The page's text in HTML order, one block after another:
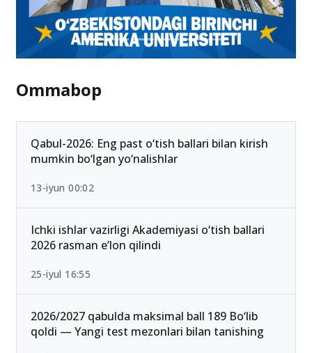
Ommabop
Qabul-2026: Eng past o‘tish ballari bilan kirish
mumkin bo‘lgan yo‘nalishlar
13-iyun 00:02
Ichki ishlar vazirligi Akademiyasi o‘tish ballari
2026 rasman e’lon qilindi
25-iyul 16:55